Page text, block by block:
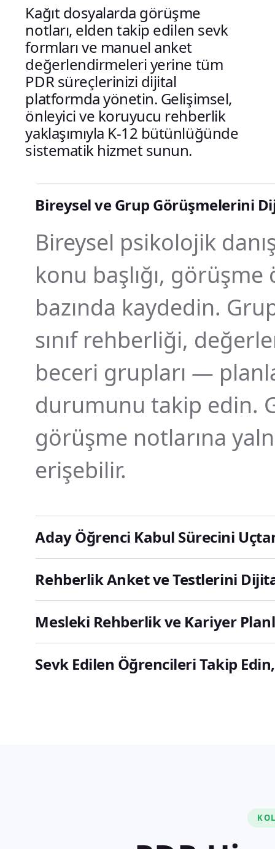
Kağıt dosyalarda görüşme
notları, elden takip edilen sevk
formları ve manuel anket
değerlendirmeleri yerine tüm
PDR süreçlerinizi dijital
platformda yönetin. Gelişimsel,
önleyici ve koruyucu rehberlik
yaklaşımıyla K-12 bütünlüğünde
sistematik hizmet sunun.
Bireysel ve Grup Görüşmelerini
Bireysel psikolojik
konu başlığı,
bazında kaydedin.
sınıf rehberliği,
beceri grupları —
durumunu takip edin.
görüşme notlarına
erişebilir.
Aday Öğrenci Kabul Sürecini
Rehberlik Anket ve Testlerini
Mesleki Rehberlik ve Kariyer
Sevk Edilen Öğrencileri Takip